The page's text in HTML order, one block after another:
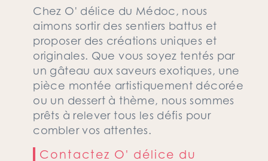
Chez O' délice du Médoc, nous
aimons sortir des sentiers battus et
proposer des créations uniques et
originales. Que vous soyez tentés par
un gâteau aux saveurs exotiques, une
pièce montée artistiquement décorée
ou un dessert à thème, nous sommes
prêts à relever tous les défis pour
combler vos attentes.
Contactez O' délice du